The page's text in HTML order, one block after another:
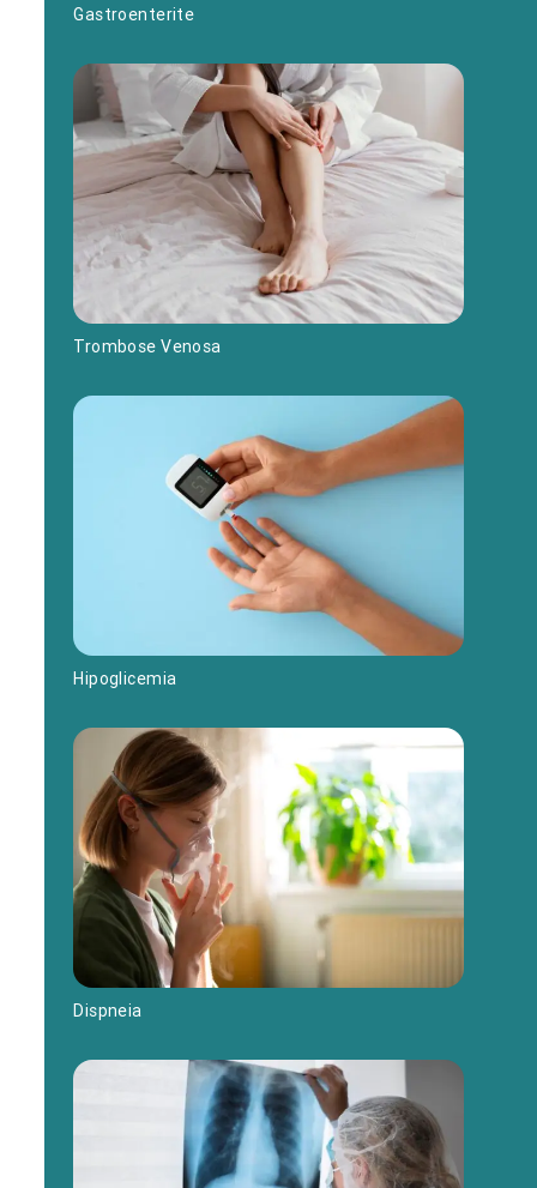
Gastroenterite
Trombose Venosa
Hipoglicemia
Dispneia